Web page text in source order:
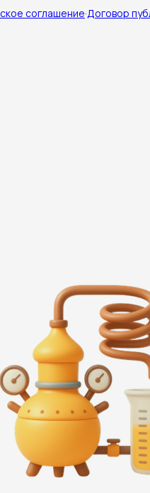
соглашение·Договор